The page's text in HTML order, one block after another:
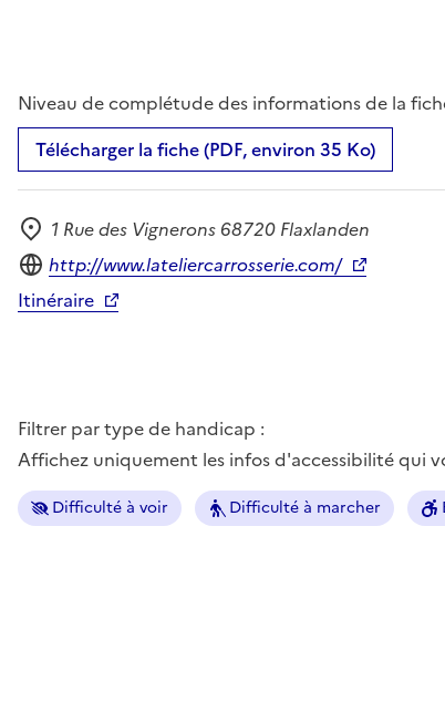
Niveau de complétude des informations de la
Télécharger la fiche (PDF, environ 35 Ko)
Adresse
1 Rue des Vignerons 68720 Flaxlanden
Site internet
http://www.lateliercarrosserie.com/
Itinéraire
Filtrer par type de handicap :
Affichez uniquement les infos d'accessibilité qui
Difficulté à voir Difficulté à marcher